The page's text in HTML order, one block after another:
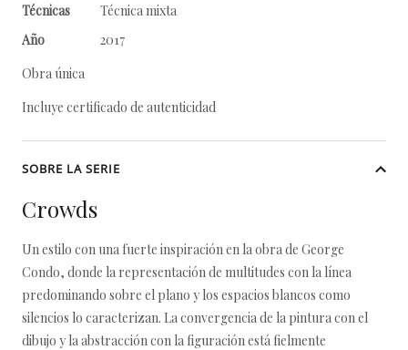
Técnicas
Técnica mixta
Año
2017
Obra única
Incluye certificado de autenticidad
SOBRE LA SERIE
Crowds
Un estilo con una fuerte inspiración en la obra de George
Condo, donde la representación de multitudes con la línea
predominando sobre el plano y los espacios blancos como
silencios lo caracterizan. La convergencia de la pintura con el
dibujo y la abstracción con la figuración está fielmente